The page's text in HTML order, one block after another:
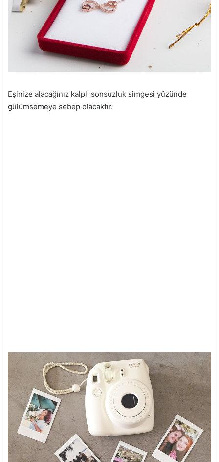
Eşinize alacağınız kalpli sonsuzluk simgesi yüzünde
gülümsemeye sebep olacaktır.